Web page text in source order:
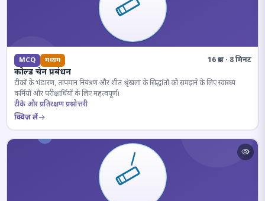
MCQ मध्यम 16 प्रश्न · 8 मिनट
कोल्ड चेन प्रबंधन
टीकों के भंडारण, तापमान नियंत्रण और शीत श्रृंखला के सिद्धांतों को समझने के लिए स्वास्थ्य
कर्मियों और परीक्षार्थियों के लिए महत्वपूर्ण।
टीके और प्रतिरक्षण प्रश्नोत्तरी
क्विज़ लें